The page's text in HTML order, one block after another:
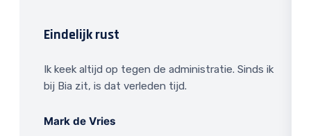
Eindelijk rust
Ik keek altijd op tegen de administratie. Sinds ik
bij Bia zit, is dat verleden tijd.
Mark de Vries